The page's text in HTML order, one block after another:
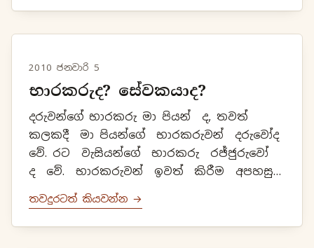
අසරණ කළේ කවුරු...
2010 ජනවාරි 5
භාරකරුද? සේවකයාද?
දරුවන්ගේ භාරකරු මා පියන් ද, තවත්
කලකදී මා පියන්ගේ භාරකරුවන් දරුවෝද
වේ. රට වැසියන්ගේ භාරකරු රජ්ජුරුවෝ
ද වේ. භාරකරුවන් ඉවත් කිරීම අපහසු
දෙයකි. එහෙත් පත් කර ගන්නා
සේවකයෙක් ඉවත් කිරීම පහසු දෙයකි.
ජන...
තවදුරටත් කියවන්න →